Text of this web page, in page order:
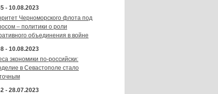
- 10.08.2023
Черноморского флота под
– политики о роли
объединения в войне
- 10.08.2023
экономики по-российски:
в Севастополе стало
- 28.07.2023